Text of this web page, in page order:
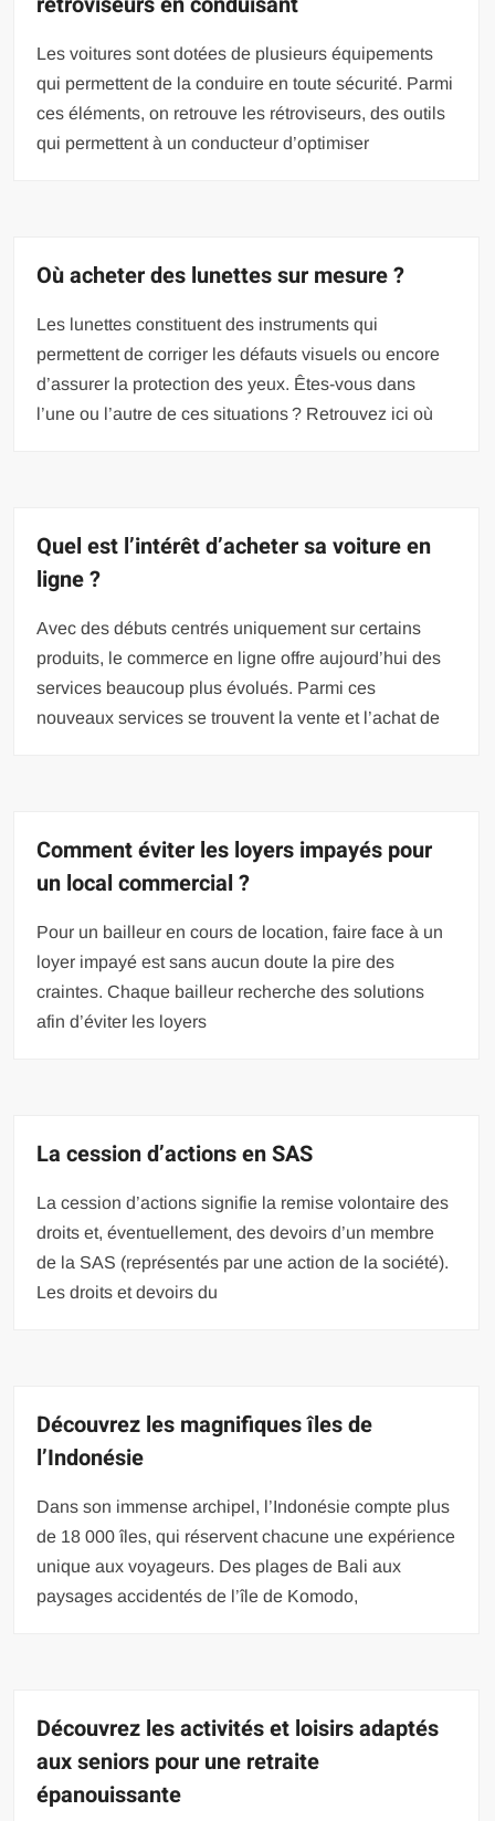
Les voitures sont dotées de plusieurs équipements
qui permettent de la conduire en toute sécurité. Parmi
ces éléments, on retrouve les rétroviseurs, des outils
qui permettent à un conducteur d’optimiser
Où acheter des lunettes sur mesure ?
Les lunettes constituent des instruments qui
permettent de corriger les défauts visuels ou encore
d’assurer la protection des yeux. Êtes-vous dans
l’une ou l’autre de ces situations ? Retrouvez ici où
Quel est l’intérêt d’acheter sa voiture en
ligne ?
Avec des débuts centrés uniquement sur certains
produits, le commerce en ligne offre aujourd’hui des
services beaucoup plus évolués. Parmi ces
nouveaux services se trouvent la vente et l’achat de
Comment éviter les loyers impayés pour
un local commercial ?
Pour un bailleur en cours de location, faire face à un
loyer impayé est sans aucun doute la pire des
craintes. Chaque bailleur recherche des solutions
afin d’éviter les loyers
La cession d’actions en SAS
La cession d’actions signifie la remise volontaire des
droits et, éventuellement, des devoirs d’un membre
de la SAS (représentés par une action de la société).
Les droits et devoirs du
​Découvrez les magnifiques îles de
l’Indonésie
Dans son immense archipel, l’Indonésie compte plus
de 18 000 îles, qui réservent chacune une expérience
unique aux voyageurs. Des plages de Bali aux
paysages accidentés de l’île de Komodo,
Découvrez les activités et loisirs adaptés
aux seniors pour une retraite
épanouissante